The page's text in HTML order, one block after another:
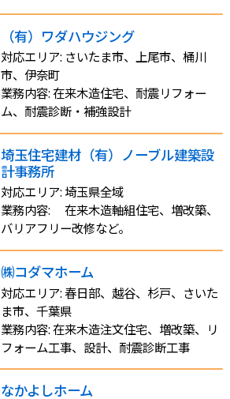
（有）ワダハウジング
対応エリア: さいたま市、上尾市、桶川
市、伊奈町
業務内容: 在来木造住宅、耐震リフォー
ム、耐震診断・補強設計
埼玉住宅建材（有）ノーブル建築設
計事務所
対応エリア: 埼玉県全域
業務内容: 在来木造軸組住宅、増改築、
バリアフリー改修など。
㈱コダマホーム
対応エリア: 春日部、越谷、杉戸、さいた
ま市、千葉県
業務内容: 在来木造注文住宅、増改築、リ
フォーム工事、設計、耐震診断工事
なかよしホーム